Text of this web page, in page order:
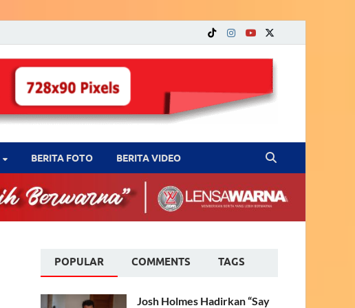
BERITA FOTO BERITA VIDEO
POPULAR COMMENTS TAGS
Josh Holmes Hadirkan “Say